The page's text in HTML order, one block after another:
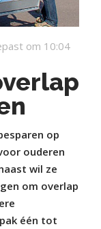
om 10:04
op
ouderen
wil ze
om overlap
één tot